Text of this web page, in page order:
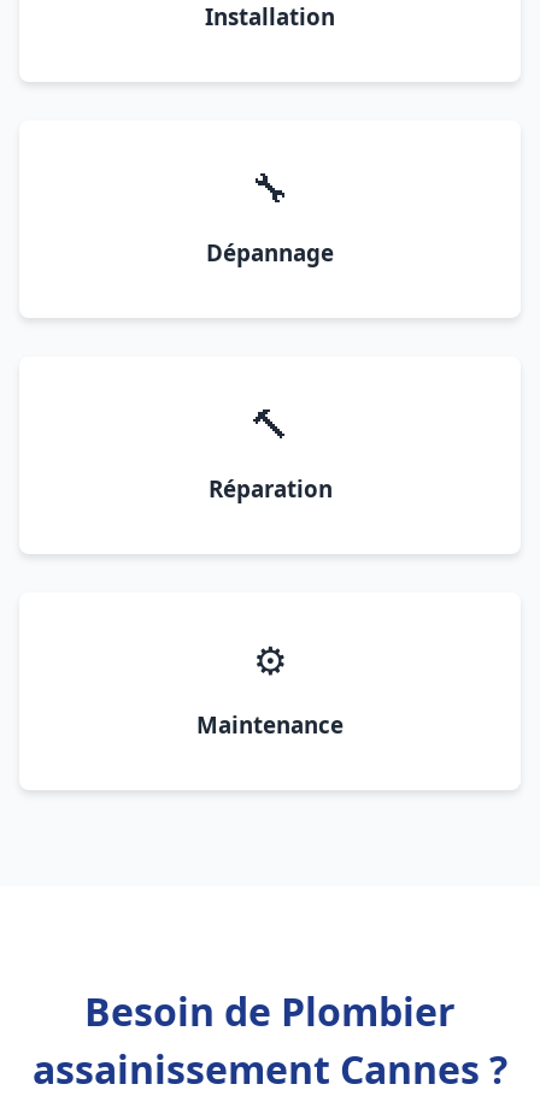
Installation
🔧
Dépannage
🔨
Réparation
⚙️
Maintenance
Besoin de Plombier
assainissement Cannes ?